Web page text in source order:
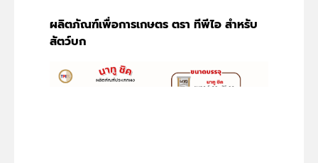
ผลิตภัณฑ์เพื่อการเกษตร ตรา ทีพีไอ สำหรับ
สัตว์บก